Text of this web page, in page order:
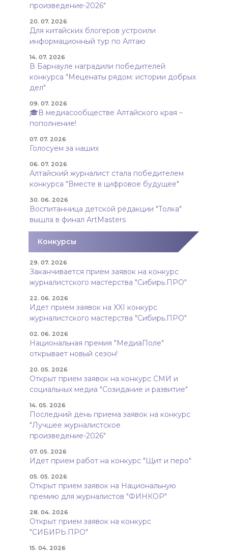
произведение-2026"
20. 07. 2026
Для китайских блогеров устроили
информационный тур по Алтаю
14. 07. 2026
В Барнауле наградили победителей
конкурса "Меценаты рядом: истории добрых
дел"
09. 07. 2026
🎓В медиасообществе Алтайского края –
пополнение!
07. 07. 2026
Голосуем за наших
06. 07. 2026
Алтайский журналист стала победителем
конкурса "Вместе в цифровое будущее"
30. 06. 2026
Воспитанница детской редакции "Толка"
вышла в финал ArtMasters
Конкурсы
29. 07. 2026
Заканчивается прием заявок на конкурс
журналистского мастерства "Сибирь.ПРО"
22. 06. 2026
Идет прием заявок на XXI конкурс
журналистского мастерства "Сибирь.ПРО"
02. 06. 2026
Национальная премия "МедиаПоле"
открывает новый сезон!
20. 05. 2026
Открыт прием заявок на конкурс СМИ и
социальных медиа "Созидание и развитие"
14. 05. 2026
Последний день приема заявок на конкурс
"Лучшее журналистское
произведение-2026"
07. 05. 2026
Идет прием работ на конкурс "Щит и перо"
05. 05. 2026
Открыт прием заявок на Национальную
премию для журналистов "ФИНКОР"
28. 04. 2026
Открыт прием заявок на конкурс
"СИБИРЬ.ПРО"
15. 04. 2026